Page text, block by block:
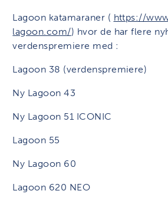
Lagoon katamaraner ( https://
lagoon.com/) hvor de har flere
verdenspremiere med :
Lagoon 38 (verdenspremiere)
Ny Lagoon 43
Ny Lagoon 51 ICONIC
Lagoon 55
Ny Lagoon 60
Lagoon 620 NEO